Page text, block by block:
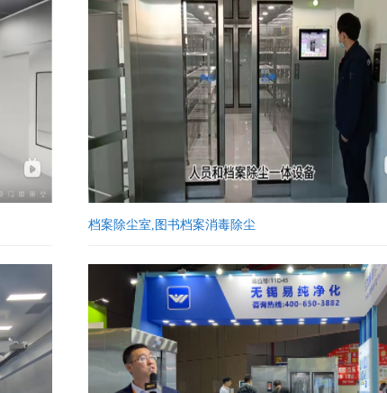
档案除尘室,图书档案消毒除尘